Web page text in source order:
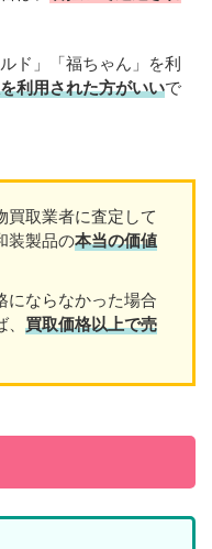
ド」「福ちゃん」を利
利用された方がいいで
買取業者に査定して
装製品の本当の価値
にならなかった場合
買取価格以上で売